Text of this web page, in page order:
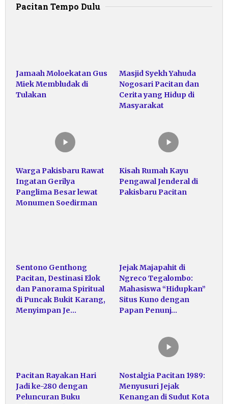
Pacitan Tempo Dulu
Jamaah Moloekatan Gus
Miek Membludak di
Tulakan
Masjid Syekh Yahuda
Nogosari Pacitan dan
Cerita yang Hidup di
Masyarakat
Warga Pakisbaru Rawat
Ingatan Gerilya
Panglima Besar lewat
Monumen Soedirman
Kisah Rumah Kayu
Pengawal Jenderal di
Pakisbaru Pacitan
Sentono Genthong
Pacitan, Destinasi Elok
dan Panorama Spiritual
di Puncak Bukit Karang,
Menyimpan Je…
Jejak Majapahit di
Ngreco Tegalombo:
Mahasiswa “Hidupkan”
Situs Kuno dengan
Papan Penunj…
Pacitan Rayakan Hari
Jadi ke-280 dengan
Peluncuran Buku
Nostalgia Pacitan 1989:
Menyusuri Jejak
Kenangan di Sudut Kota